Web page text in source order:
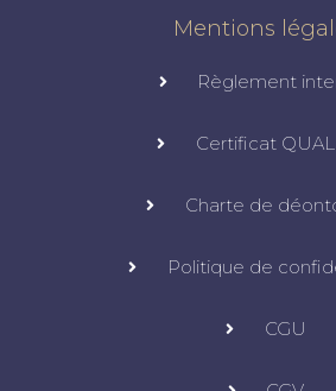
Mentions
Règlement
Certificat
Charte de
Politique de
CGU